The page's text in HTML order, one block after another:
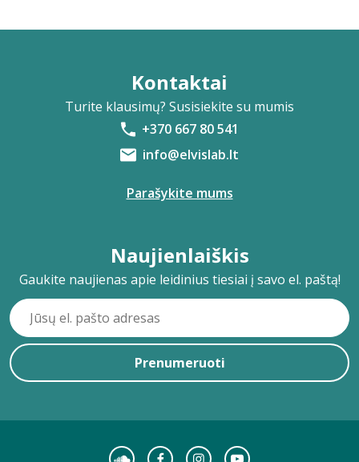
Kontaktai
Turite klausimų? Susisiekite su mumis
+370 667 80 541
info@elvislab.lt
Parašykite mums
Naujienlaiškis
Gaukite naujienas apie leidinius tiesiai į savo el. paštą!
Prenumeruoti